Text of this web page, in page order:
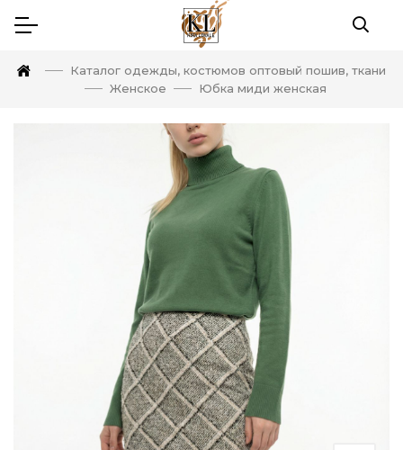
Каталог одежды, костюмов оптовый пошив, ткани
Женское
Юбка миди женская